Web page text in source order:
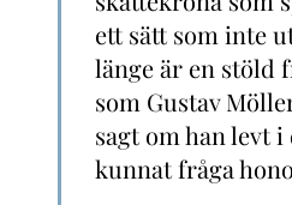
ett sätt som inte
länge är en stöld
som Gustav
sagt om han levt i
kunnat fråga